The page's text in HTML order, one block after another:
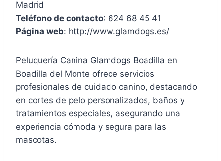
Madrid
Teléfono de contacto: 624 68 45 41
Página web: http://www.glamdogs.es/
Peluquería Canina Glamdogs Boadilla en
Boadilla del Monte ofrece servicios
profesionales de cuidado canino, destacando
en cortes de pelo personalizados, baños y
tratamientos especiales, asegurando una
experiencia cómoda y segura para las
mascotas.